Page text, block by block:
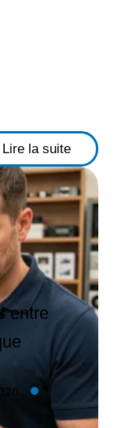
Lire la suite
entre